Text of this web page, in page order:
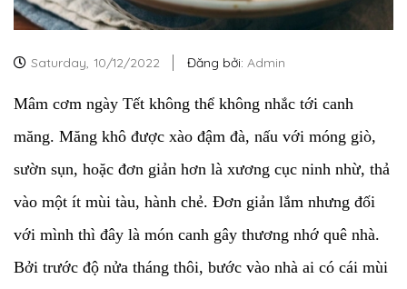
Saturday, 10/12/2022 Đăng bởi: Admin
Mâm cơm ngày Tết không thể không nhắc tới canh
măng. Măng khô được xào đậm đà, nấu với móng giò,
sườn sụn, hoặc đơn giản hơn là xương cục ninh nhừ, thả
vào một ít mùi tàu, hành chẻ. Đơn giản lắm nhưng đối
với mình thì đây là món canh gây thương nhớ quê nhà.
Bởi trước độ nửa tháng thôi, bước vào nhà ai có cái mùi